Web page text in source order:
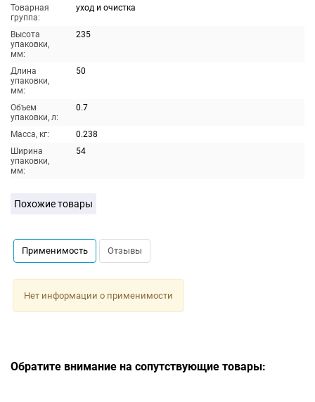
Товарная
группа:
уход и очистка
Высота
упаковки,
мм:
235
Длина
упаковки,
мм:
50
Объем
упаковки, л:
0.7
Масса, кг:
0.238
Ширина
упаковки,
мм:
54
Похожие товары
Применимость Отзывы
Нет информации о применимости
Обратите внимание на сопутствующие товары: